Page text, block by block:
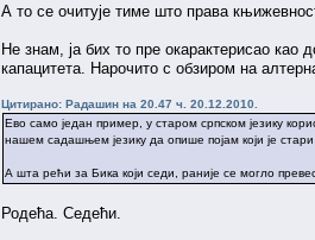
А то се очитује тиме што права
Не знам, ја бих то пре окарактерисао
капацитета. Нарочито с обзиром на
Цитирано: Радашин на 20.47 ч. 20.12.2010.
Ево само један пример, у старом српском језику
нашем садашњем језику да опише појам који је стари
А шта рећи за Бика који седи, раније се могло
Родећа. Седећи.